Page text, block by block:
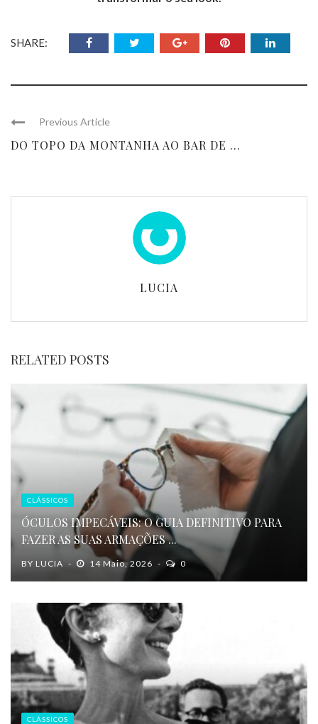
SHARE:
Previous Article
DO TOPO DA MONTANHA AO BAR DE ...
LUCIA
RELATED POSTS
CLÁSSICOS
ÓCULOS IMPECÁVEIS: O GUIA DEFINITIVO PARA
FAZER AS SUAS ARMAÇÕES ...
BY LUCIA 14 Maio, 2026 0
CLÁSSICOS